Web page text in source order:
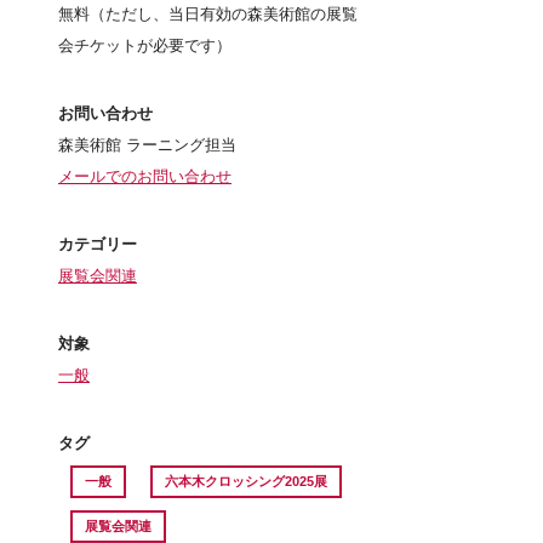
無料（ただし、当日有効の森美術館の展覧
会チケットが必要です）
お問い合わせ
森美術館 ラーニング担当
メールでのお問い合わせ
カテゴリー
展覧会関連
対象
一般
タグ
一般 六本木クロッシング2025展
展覧会関連